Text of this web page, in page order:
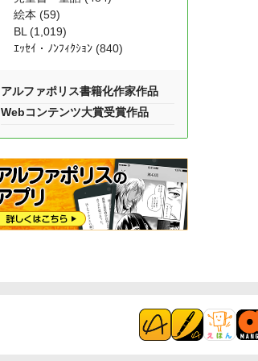
絵本 (59)
BL (1,019)
ｴｯｾｲ・ﾉﾝﾌｨｸｼｮﾝ (840)
アルファポリス書籍化作家作品
Webコンテンツ大賞受賞作品